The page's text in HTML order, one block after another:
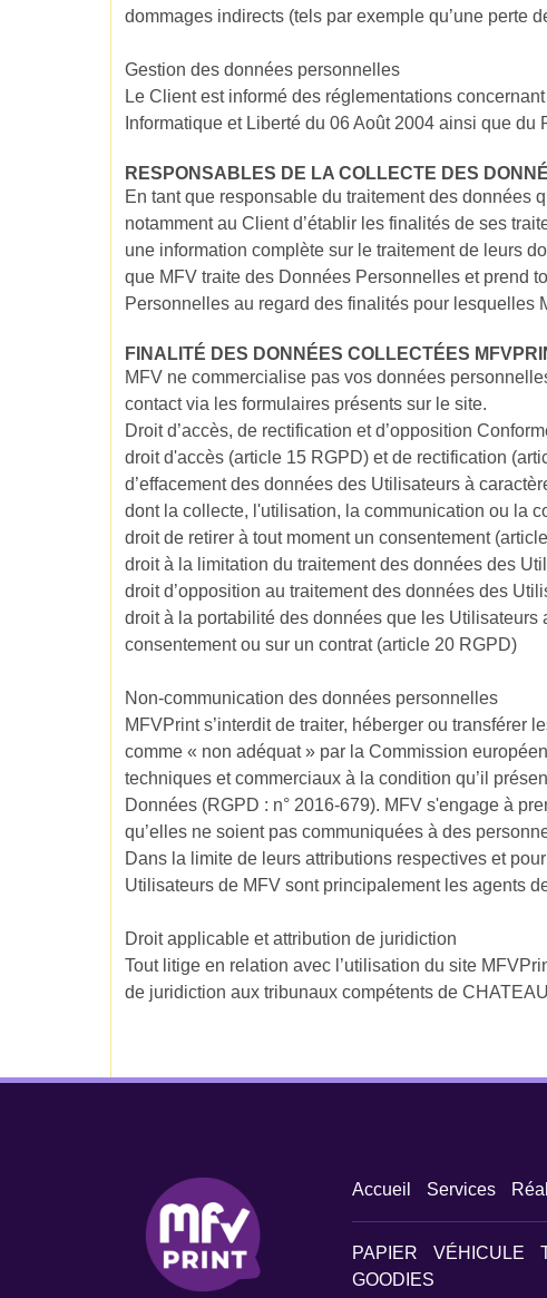
dommages indirects (tels par exemple qu’une perte
Gestion des données personnelles
Le Client est informé des réglementations
Informatique et Liberté du 06 Août 2004 ainsi que
RESPONSABLES DE LA COLLECTE DES
En tant que responsable du traitement des données
notamment au Client d’établir les finalités de ses
une information complète sur le traitement de leurs
que MFV traite des Données Personnelles et prend
Personnelles au regard des finalités pour lesquelles
FINALITÉ DES DONNÉES COLLECTÉES
MFV ne commercialise pas vos données
contact via les formulaires présents sur le site.
Droit d’accès, de rectification et d’opposition
droit d'accès (article 15 RGPD) et de rectification
d’effacement des données des Utilisateurs à
dont la collecte, l'utilisation, la communication ou la
droit de retirer à tout moment un consentement
droit à la limitation du traitement des données des
droit d’opposition au traitement des données des
droit à la portabilité des données que les Utilisateurs
consentement ou sur un contrat (article 20 RGPD)
Non-communication des données personnelles
MFVPrint s’interdit de traiter, héberger ou transférer
comme « non adéquat » par la Commission
techniques et commerciaux à la condition qu’il
Données (RGPD : n° 2016-679). MFV s'engage à
qu’elles ne soient pas communiquées à des
Dans la limite de leurs attributions respectives et
Utilisateurs de MFV sont principalement les agents
Droit applicable et attribution de juridiction
Tout litige en relation avec l’utilisation du site
de juridiction aux tribunaux compétents de
Accueil Services
PAPIER VÉHICULE
GOODIES